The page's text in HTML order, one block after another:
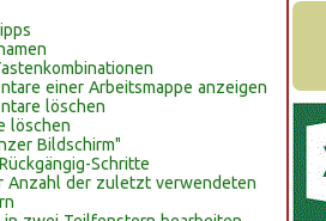
einer Arbeitsmappe anzeigen
löschen
löschen
Bildschirm"
Schritte
Anzahl der zuletzt verwendeten